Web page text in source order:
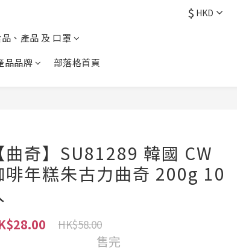
$ HKD
、產品 及 口罩
品品牌 部落格首頁
【曲奇】SU81289 韓國 CW
啡年糕朱古力曲奇 200g 10
HK$58.00
售完